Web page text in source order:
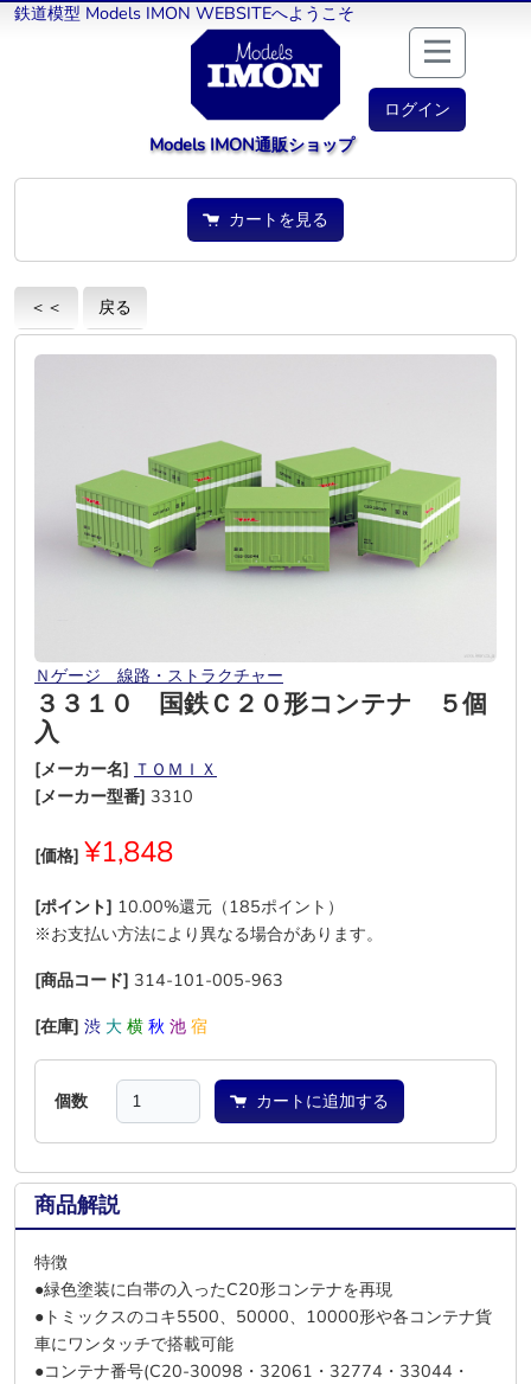
鉄道模型 Models IMON WEBSITEへようこそ
ログイン
Models IMON通販ショップ
カートを見る
＜＜ 戻る
Ｎゲージ＿線路・ストラクチャー
３３１０ 国鉄Ｃ２０形コンテナ ５個
入
[メーカー名] ＴＯＭＩＸ
[メーカー型番] 3310
[価格] ¥1,848
[ポイント] 10.00%還元（185ポイント）
※お支払い方法により異なる場合があります。
[商品コード] 314-101-005-963
[在庫] 渋 大 横 秋 池 宿
個数 カートに追加する
商品解説
特徴
●緑色塗装に白帯の入ったC20形コンテナを再現
●トミックスのコキ5500、50000、10000形や各コンテナ貨
車にワンタッチで搭載可能
●コンテナ番号(C20-30098・32061・32774・33044・